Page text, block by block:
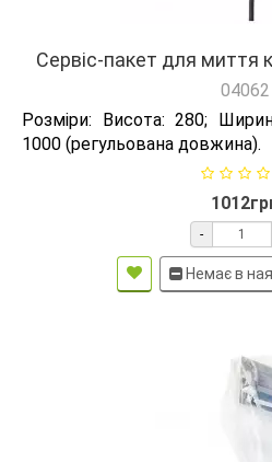
Сервіс-пакет для миття
04062
Розміри: Висота: 280;
1000 (регульована довжина).
-
Немає в